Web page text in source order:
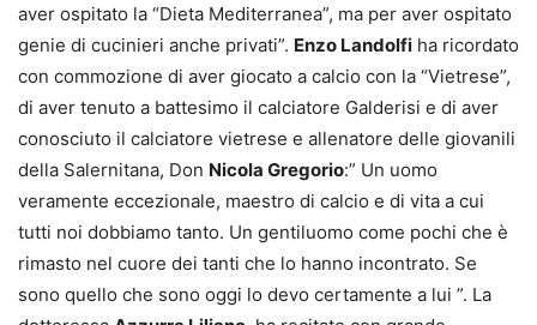
aver ospitato la “Dieta Mediterranea”, ma per aver ospitato
genie di cucinieri anche privati”. Enzo Landolfi ha ricordato
con commozione di aver giocato a calcio con la “Vietrese”,
di aver tenuto a battesimo il calciatore Galderisi e di aver
conosciuto il calciatore vietrese e allenatore delle giovanili
della Salernitana, Don Nicola Gregorio:” Un uomo
veramente eccezionale, maestro di calcio e di vita a cui
tutti noi dobbiamo tanto. Un gentiluomo come pochi che è
rimasto nel cuore dei tanti che lo hanno incontrato. Se
sono quello che sono oggi lo devo certamente a lui ”. La